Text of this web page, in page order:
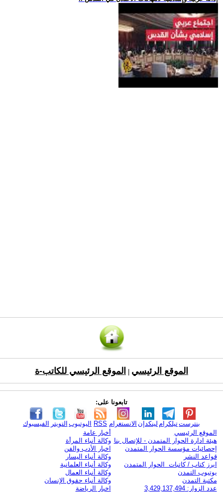
الموقع الرئيسي الموقع الرئيسي للكاتب-ة
تابعونا على:
الفيسبوك التويتر اليوتيوب RSS الانستغرام لينكدإن تيلكرامبنترست
الموقع الرئيسي
هيئة ادارة الحوار المتمدن - للإتصال بنا
إحصائيات مؤسسة الحوار المتمدن
قواعد النشر
ابرز كتاب / كاتبات الحوار المتمدن
يوتيوب التمدن
مكتبة التمدن
عدد الزوار: 3,429,137,494
أخبار عامة
وكالة أنباء المرأة
اخبار الأدب والفن
وكالة أنباء اليسار
وكالة أنباء العلمانية
وكالة أنباء العمال
وكالة أنباء حقوق الإنسان
اخبار الرياضة